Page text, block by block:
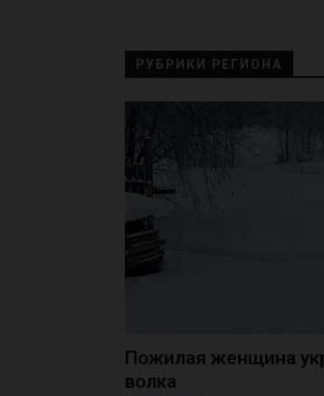
РУБРИКИ РЕГИОНА
Пожилая женщина
волка